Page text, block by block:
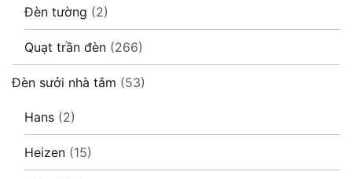
Đèn tường (2)
Quạt trần đèn (266)
Đèn sưởi nhà tắm (53)
Hans (2)
Heizen (15)